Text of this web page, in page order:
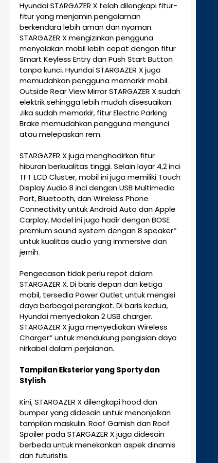
Hyundai STARGAZER X telah dilengkapi fitur-
fitur yang menjamin pengalaman
berkendara lebih aman dan nyaman.
STARGAZER X mengizinkan pengguna
menyalakan mobil lebih cepat dengan fitur
Smart Keyless Entry dan Push Start Button
tanpa kunci. Hyundai STARGAZER X juga
memudahkan pengguna memarkir mobil.
Outside Rear View Mirror STARGAZER X sudah
elektrik sehingga lebih mudah disesuaikan.
Jika sudah memarkir, fitur Electric Parking
Brake memudahkan pengguna mengunci
atau melepaskan rem.
STARGAZER X juga menghadirkan fitur
hiburan berkualitas tinggi. Selain layar 4,2 inci
TFT LCD Cluster, mobil ini juga memiliki Touch
Display Audio 8 inci dengan USB Multimedia
Port, Bluetooth, dan Wireless Phone
Connectivity untuk Android Auto dan Apple
Carplay. Model ini juga hadir dengan BOSE
premium sound system dengan 8 speaker*
untuk kualitas audio yang immersive dan
jernih.
Pengecasan tidak perlu repot dalam
STARGAZER X. Di baris depan dan ketiga
mobil, tersedia Power Outlet untuk mengisi
daya berbagai perangkat. Di baris kedua,
Hyundai menyediakan 2 USB charger.
STARGAZER X juga menyediakan Wireless
Charger* untuk mendukung pengisian daya
nirkabel dalam perjalanan.
Tampilan Eksterior yang Sporty dan
Stylish
Kini, STARGAZER X dilengkapi hood dan
bumper yang didesain untuk menonjolkan
tampilan maskulin. Roof Garnish dan Roof
Spoiler pada STARGAZER X juga didesain
berbeda untuk menekankan aspek dinamis
dan futuristis.